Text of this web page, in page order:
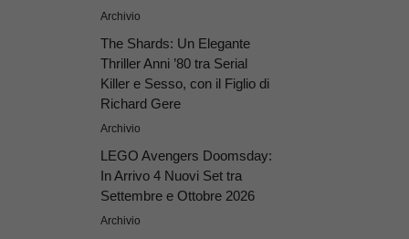
Archivio
The Shards: Un Elegante
Thriller Anni ’80 tra Serial
Killer e Sesso, con il Figlio di
Richard Gere
Archivio
LEGO Avengers Doomsday:
In Arrivo 4 Nuovi Set tra
Settembre e Ottobre 2026
Archivio